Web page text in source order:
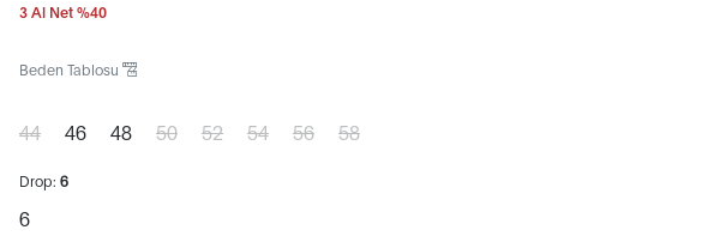
3 Al Net %40
Beden Tablosu
44 46 48 50 52 54 56 58
Drop: 6
6